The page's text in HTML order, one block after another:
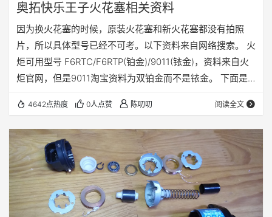
奥拓快乐王子火花塞相关资料
因为换火花塞的时候，原装火花塞和新火花塞都没有拍照
片，所以具体型号已经不可考。以下资料来自网络搜索。 火
炬可用型号 F6RTC/F6RTP(铂金)/9011(铱金)，资料来自火
炬官网，但是9011淘宝资料为双铂金而不是铱金。 下面是
4642点热度 0人点赞 陈叨叨 阅读全文